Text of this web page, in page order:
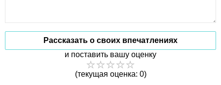
Рассказать о своих впечатлениях
и поставить вашу оценку
(текущая оценка: 0)